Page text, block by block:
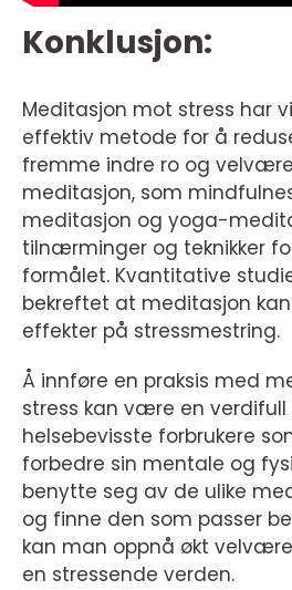
Konklusjon:
Meditasjon mot stress har
effektiv metode for å
fremme indre ro og
meditasjon, som
meditasjon og yoga-
tilnærminger og teknikker
formålet. Kvantitative
bekreftet at meditasjon
effekter på stressmestring.
Å innføre en praksis med
stress kan være en verdifull
helsebevisste forbrukere
forbedre sin mentale og
benytte seg av de ulike
og finne den som passer
kan man oppnå økt
en stressende verden.